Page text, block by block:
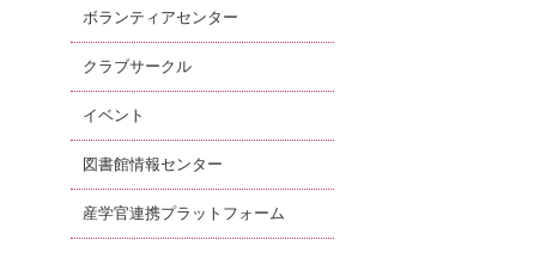
ボランティアセンター
クラブサークル
イベント
図書館情報センター
産学官連携プラットフォーム